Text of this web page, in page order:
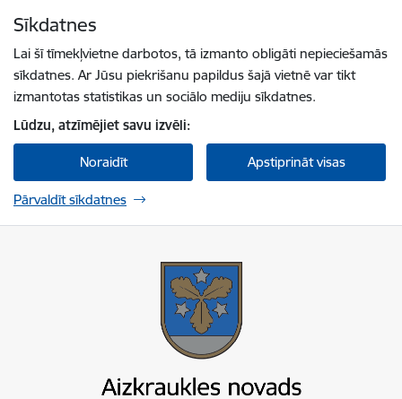
Sīkdatnes
Lai šī tīmekļvietne darbotos, tā izmanto obligāti nepieciešamās
sīkdatnes. Ar Jūsu piekrišanu papildus šajā vietnē var tikt
izmantotas statistikas un sociālo mediju sīkdatnes.
Lūdzu, atzīmējiet savu izvēli:
Noraidīt Apstiprināt visas
Pārvaldīt sīkdatnes